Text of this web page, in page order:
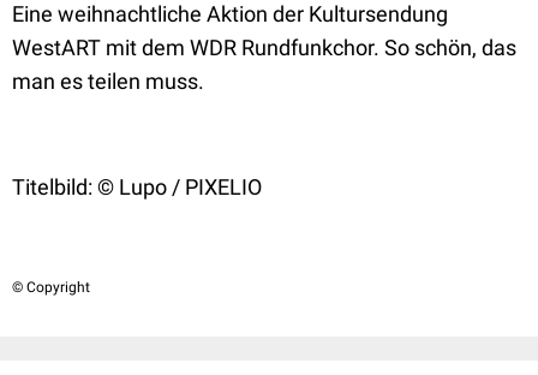
Eine weihnachtliche Aktion der Kultursendung
WestART mit dem WDR Rundfunkchor. So schön, das
man es teilen muss.
Titelbild: © Lupo / PIXELIO
© Copyright